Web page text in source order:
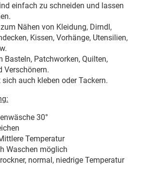
einfach zu schneiden und lassen
Nähen von Kleidung, Dirndl,
Kissen, Vorhänge, Utensilien,
Basteln, Patchworken, Quilten,
Verschönern.
auch kleben oder Tackern.
30°
Temperatur
Waschen möglich
normal, niedrige Temperatur